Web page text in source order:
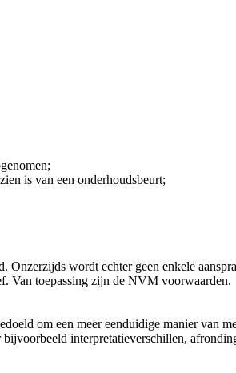
is van een onderhoudsbeurt;
Onzerzijds wordt echter geen enkele
Van toepassing zijn de NVM voorwaarden.
om een meer eenduidige manier van
interpretatieverschillen,